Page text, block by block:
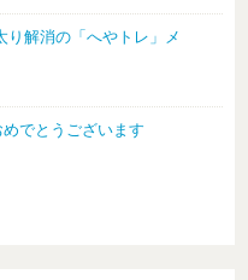
り解消の「へやトレ」メ
でとうございます